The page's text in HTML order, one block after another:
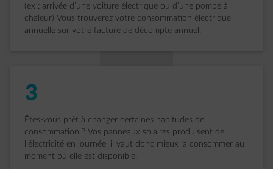
(ex : arrivée d’une voiture électrique ou d’une pompe à
chaleur) Vous trouverez votre consommation électrique
annuelle sur votre facture de décompte annuel.
3
Êtes-vous prêt à changer certaines habitudes de
consommation ? Vos panneaux solaires produisent de
l’électricité en journée, il vaut donc mieux la consommer au
moment où elle est disponible.